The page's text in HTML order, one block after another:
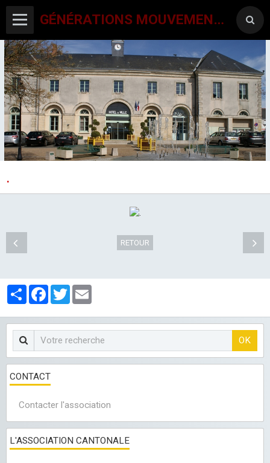
GÉNÉRATIONS MOUVEMENT INTERCLUBS CHAMPAGNE CONLINOISE
CANTON-ACTIVITES
AGENDA PAR ACTIVITE
LES CLUBS
.
RETOUR
PartagerFacebook
Twitter
OK
CONTACT
Contacter l'association
L'ASSOCIATION CANTONALE